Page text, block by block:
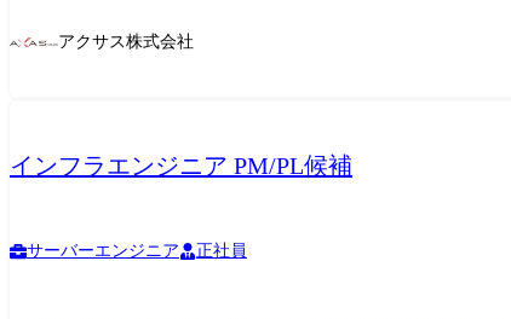
アクサス株式会社
インフラエンジニア PM/PL候補
サーバーエンジニア 正社員